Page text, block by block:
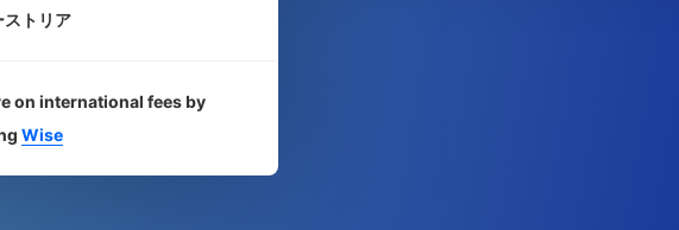
ストリア
on international fees by
Wise